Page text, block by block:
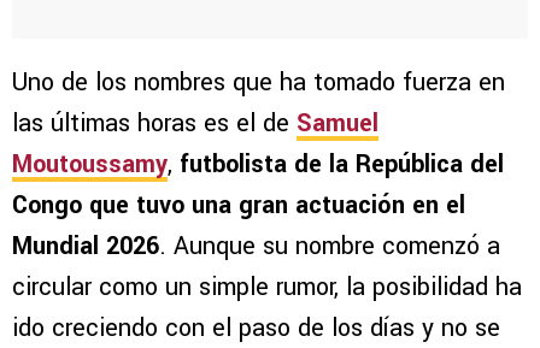
Uno de los nombres que ha tomado fuerza en
las últimas horas es el de Samuel
Moutoussamy, futbolista de la República del
Congo que tuvo una gran actuación en el
Mundial 2026. Aunque su nombre comenzó a
circular como un simple rumor, la posibilidad ha
ido creciendo con el paso de los días y no se